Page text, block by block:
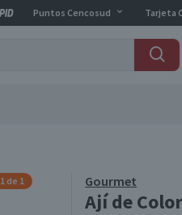
Puntos Cencosud Tarjeta
Gourmet
Ají de
1 de 1